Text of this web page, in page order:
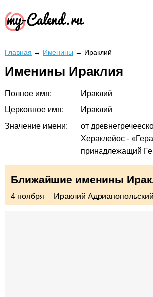
Главная → Именины → Ираклий
Именины Ираклия
Полное имя:
Ираклий
Церковное имя:
Ираклий
Значение имени:
от
Хераклейос -
принадлежащий
Ближайшие именины
4 ноября Ираклий Адрианопольский